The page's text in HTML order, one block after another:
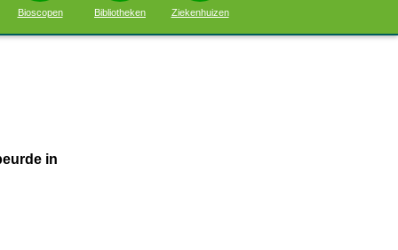
Bioscopen Bibliotheken Ziekenhuizen
in